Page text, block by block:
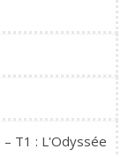
T1 : L'Odyssée